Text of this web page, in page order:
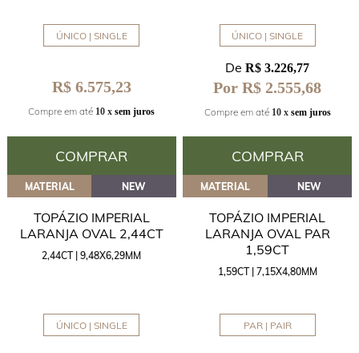
ÚNICO | SINGLE
R$ 6.575,23
Compre em até 10 x sem juros
COMPRAR
ÚNICO | SINGLE
DeR$ 3.226,77
Por R$ 2.555,68
Compre em até 10 x sem juros
COMPRAR
MATERIAL NEW
TOPÁZIO IMPERIAL
LARANJA OVAL 2,44CT
2,44CT | 9,48X6,29MM
ÚNICO | SINGLE
MATERIAL NEW
TOPÁZIO IMPERIAL
LARANJA OVAL PAR
1,59CT
1,59CT | 7,15X4,80MM
PAR | PAIR